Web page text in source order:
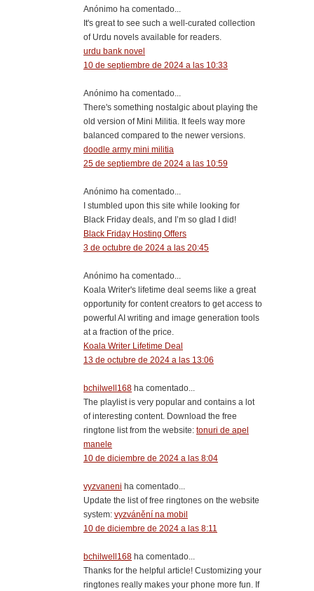
Anónimo ha comentado...
It's great to see such a well-curated collection
of Urdu novels available for readers.
urdu bank novel
10 de septiembre de 2024 a las 10:33
Anónimo ha comentado...
There's something nostalgic about playing the
old version of Mini Militia. It feels way more
balanced compared to the newer versions.
doodle army mini militia
25 de septiembre de 2024 a las 10:59
Anónimo ha comentado...
I stumbled upon this site while looking for
Black Friday deals, and I’m so glad I did!
Black Friday Hosting Offers
3 de octubre de 2024 a las 20:45
Anónimo ha comentado...
Koala Writer's lifetime deal seems like a great
opportunity for content creators to get access to
powerful AI writing and image generation tools
at a fraction of the price.
Koala Writer Lifetime Deal
13 de octubre de 2024 a las 13:06
bchilwell168 ha comentado...
The playlist is very popular and contains a lot
of interesting content. Download the free
ringtone list from the website: tonuri de apel
manele
10 de diciembre de 2024 a las 8:04
vyzvaneni ha comentado...
Update the list of free ringtones on the website
system: vyzvánění na mobil
10 de diciembre de 2024 a las 8:11
bchilwell168 ha comentado...
Thanks for the helpful article! Customizing your
ringtones really makes your phone more fun. If